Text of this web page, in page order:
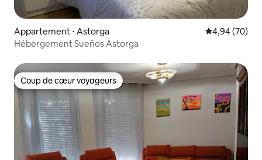
Appartement ⋅ Astorga Évaluation
4,94 (70)
Hébergement Sueños Astorga
Coup de cœur voyageurs
Coup de cœur voyageurs